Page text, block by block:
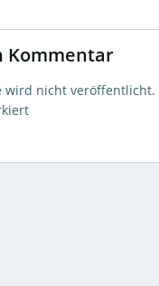
Kommentar
wird nicht veröffentlicht.